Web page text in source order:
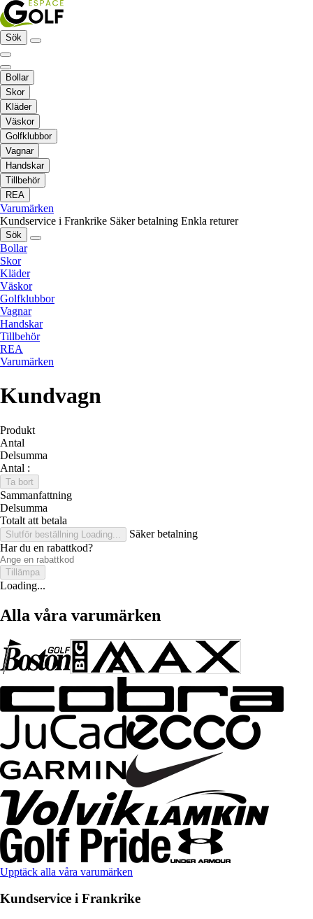
Sök
Bollar
Skor
Kläder
Väskor
Golfklubbor
Vagnar
Handskar
Tillbehör
REA
Varumärken
Kundservice i Frankrike Säker betalning Enkla returer
Sök
Bollar
Skor
Kläder
Väskor
Golfklubbor
Vagnar
Handskar
Tillbehör
REA
Varumärken
Kundvagn
Produkt
Antal
Delsumma
Antal :
Ta bort
Sammanfattning
Delsumma
Totalt att betala
Slutför beställning Loading...
Säker betalning
Har du en rabattkod?
Tillämpa
Loading...
Alla våra varumärken
Upptäck alla våra varumärken
Kundservice i Frankrike